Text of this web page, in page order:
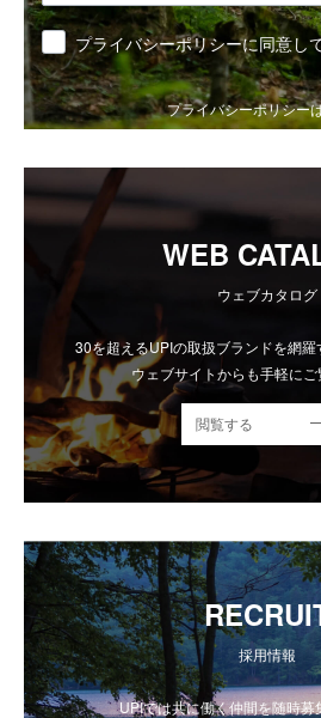
同意 プライバシーポリシーに同意し
プライバシーポリシー
WEB
ウェブカタログ
30を超えるUPIの取扱ブランドを網羅
ウェブサイトからも手軽にご
閲覧する
採用情報
UPIでは共に働く仲間を随時募